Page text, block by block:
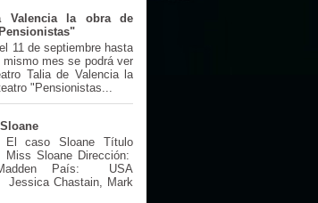
Valencia la obra de
11 de septiembre hasta
mismo mes se podrá ver
Talia de Valencia la
"Pensionistas...
caso Sloane Título
Sloane Dirección:
País: USA
Jessica Chastain, Mark